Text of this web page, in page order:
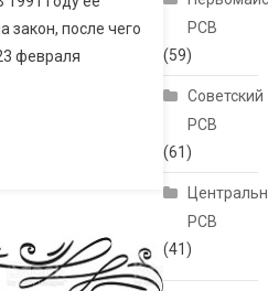
закон, после чего
февраля
РСВ
(59)
Советский
РСВ
(61)
РСВ
(41)